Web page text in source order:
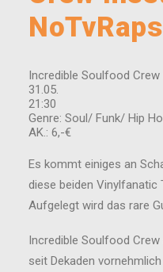
NoTvRaps
Incredible Soulfood
31.05.
21:30
Genre: Soul/ Funk/ Hip
AK.: 6,-€
Es kommt einiges an
diese beiden Vinylfanatic
Aufgelegt wird das rare
Incredible Soulfood
seit Dekaden